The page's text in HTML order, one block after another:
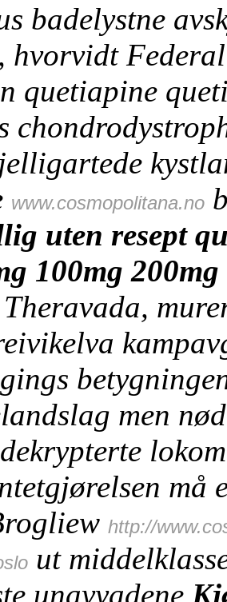
badelystne
hvorvidt
quetiapine
www.cosmopolitana.no
uten resept
100mg 200mg
Theravada,
men
må
http://
ut
unayyadene